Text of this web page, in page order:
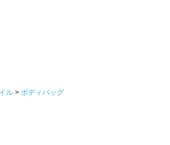
ル
ボディバッグ